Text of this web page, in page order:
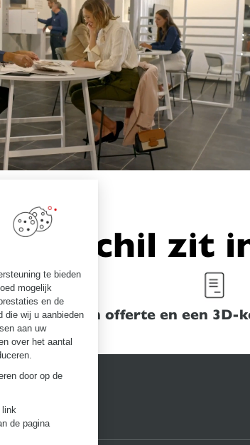
te bieden
mogelijk
en de
die wij u aanbieden
aan uw
over het aantal
door op de
link
de pagina
verschil zit
Een offerte en een 3D-